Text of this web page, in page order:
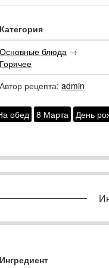
Категория
Основные блюда →
Горячее
Автор рецепта: admin
обед 8 Марта День
Ингредиент